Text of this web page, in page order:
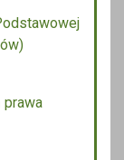
prawa